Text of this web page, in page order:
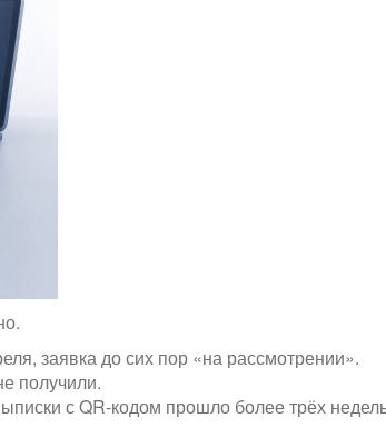
заявка до сих пор «на рассмотрении».
получили.
с QR-кодом прошло более трёх